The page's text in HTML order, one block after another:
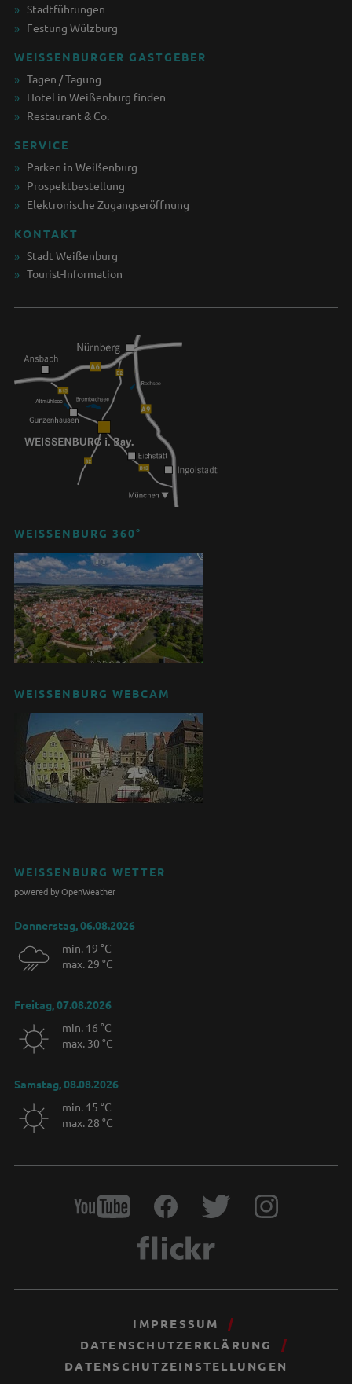
Stadtführungen
Festung Wülzburg
WEISSENBURGER GASTGEBER
Tagen / Tagung
Hotel in Weißenburg finden
Restaurant & Co.
SERVICE
Parken in Weißenburg
Prospektbestellung
Elektronische Zugangseröffnung
KONTAKT
Stadt Weißenburg
Tourist-Information
WEISSENBURG 360°
WEISSENBURG WEBCAM
WEISSENBURG WETTER
powered by OpenWeather
Donnerstag, 06.08.2026
min. 19 °C
max. 29 °C
Freitag, 07.08.2026
min. 16 °C
max. 30 °C
Samstag, 08.08.2026
min. 15 °C
max. 28 °C
IMPRESSUM
DATENSCHUTZERKLÄRUNG
DATENSCHUTZEINSTELLUNGEN